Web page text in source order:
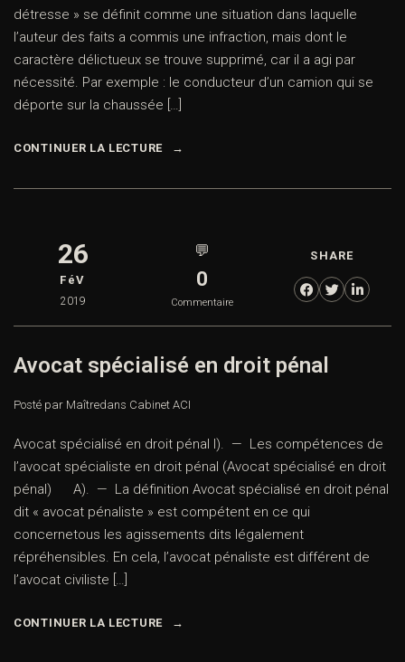
détresse » se définit comme une situation dans laquelle
l’auteur des faits a commis une infraction, mais dont le
caractère délictueux se trouve supprimé, car il a agi par
nécessité. Par exemple : le conducteur d’un camion qui se
déporte sur la chaussée […]
CONTINUER LA LECTURE
26
FéV
2019
💬
0
Commentaire
SHARE
Avocat spécialisé en droit pénal
Posté par Maîtredans Cabinet ACI
Avocat spécialisé en droit pénal I). — Les compétences de
l’avocat spécialiste en droit pénal (Avocat spécialisé en droit
pénal) A). — La définition Avocat spécialisé en droit pénal
dit « avocat pénaliste » est compétent en ce qui
concernetous les agissements dits légalement
répréhensibles. En cela, l’avocat pénaliste est différent de
l’avocat civiliste […]
CONTINUER LA LECTURE